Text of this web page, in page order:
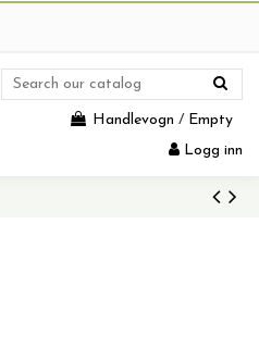
Handlevogn / Empty
Logg inn